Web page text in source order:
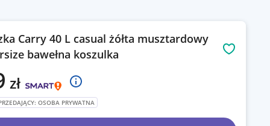
Carry 40 L casual żółta musztardowy
bawełna koszulka
Obserwuj
zł
OSOBA PRYWATNA